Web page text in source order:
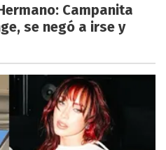
Campanita
se negó a irse y